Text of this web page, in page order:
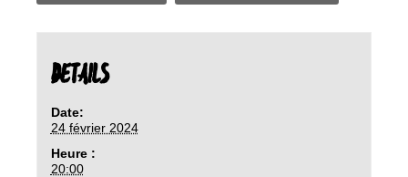
DETAILS
Date:
24 février 2024
Heure :
20:00